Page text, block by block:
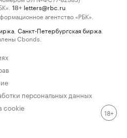
18+ letters@rbc.ru
агентство «РБК».
Санкт-Петербургская биржа
Cbonds.
персональных данных
cookie
18+